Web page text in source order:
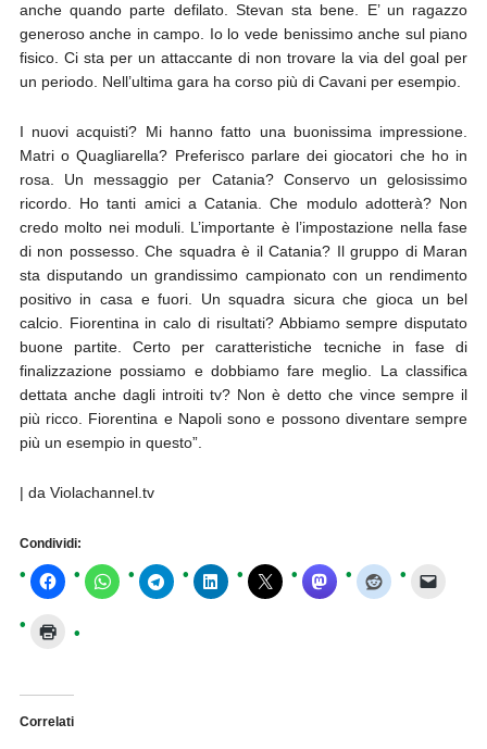
anche quando parte defilato. Stevan sta bene. E’ un ragazzo
generoso anche in campo. Io lo vede benissimo anche sul piano
fisico. Ci sta per un attaccante di non trovare la via del goal per
un periodo. Nell’ultima gara ha corso più di Cavani per esempio.
I nuovi acquisti? Mi hanno fatto una buonissima impressione.
Matri o Quagliarella? Preferisco parlare dei giocatori che ho in
rosa. Un messaggio per Catania? Conservo un gelosissimo
ricordo. Ho tanti amici a Catania. Che modulo adotterà? Non
credo molto nei moduli. L’importante è l’impostazione nella fase
di non possesso. Che squadra è il Catania? Il gruppo di Maran
sta disputando un grandissimo campionato con un rendimento
positivo in casa e fuori. Un squadra sicura che gioca un bel
calcio. Fiorentina in calo di risultati? Abbiamo sempre disputato
buone partite. Certo per caratteristiche tecniche in fase di
finalizzazione possiamo e dobbiamo fare meglio. La classifica
dettata anche dagli introiti tv? Non è detto che vince sempre il
più ricco. Fiorentina e Napoli sono e possono diventare sempre
più un esempio in questo”.
| da Violachannel.tv
Condividi:
Correlati